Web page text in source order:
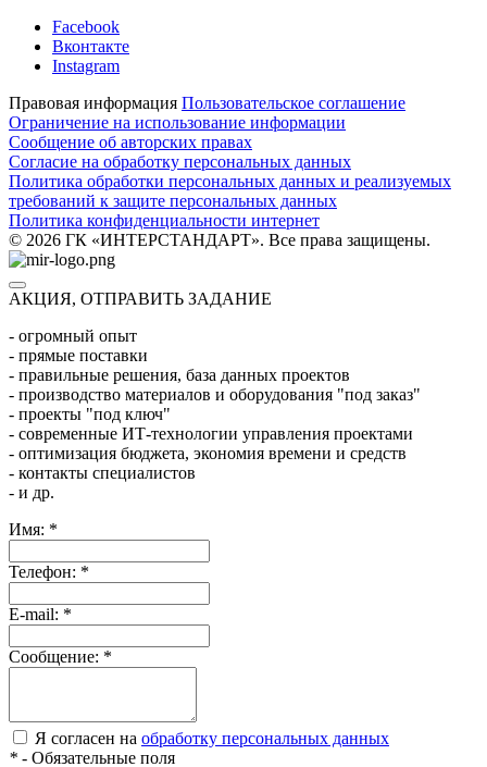
Facebook
Вконтакте
Instagram
Правовая информация Пользовательское соглашение
Ограничение на использование информации
Сообщение об авторских правах
Согласие на обработку персональных данных
Политика обработки персональных данных и реализуемых
требований к защите персональных данных
Политика конфиденциальности интернет
© 2026 ГК «ИНТЕРСТАНДАРТ». Все права защищены.
АКЦИЯ, ОТПРАВИТЬ ЗАДАНИЕ
- огромный опыт
- прямые поставки
- правильные решения, база данных проектов
- производство материалов и оборудования "под заказ"
- проекты "под ключ"
- современные ИТ-технологии управления проектами
- оптимизация бюджета, экономия времени и средств
- контакты специалистов
- и др.
Имя: *
Телефон: *
E-mail: *
Сообщение: *
Я согласен на обработку персональных данных
* - Обязательные поля